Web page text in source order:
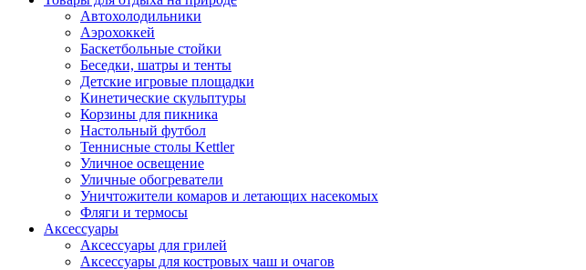
Автохолодильники
Аэрохоккей
Баскетбольные стойки
Беседки, шатры и тенты
Детские игровые площадки
Кинетические скульптуры
Корзины для пикника
Настольный футбол
Теннисные столы Kettler
Уличное освещение
Уличные обогреватели
Уничтожители комаров и летающих насекомых
Фляги и термосы
Аксессуары
Аксессуары для грилей
Аксессуары для костровых чаш и очагов